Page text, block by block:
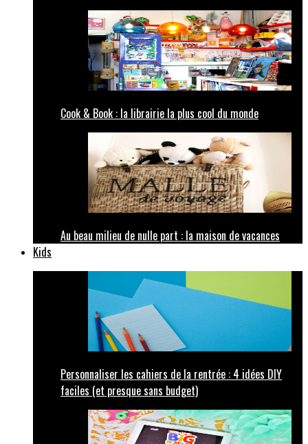
Cook & Book : la librairie la plus cool du monde
Au beau milieu de nulle part : la maison de vacances
Kids
Personnaliser les cahiers de la rentrée : 4 idées DIY
faciles (et presque sans budget)